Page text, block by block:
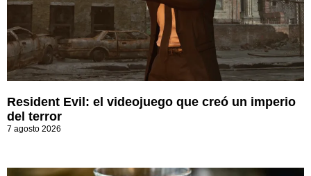
Resident Evil: el videojuego que creó un imperio
del terror
7 agosto 2026